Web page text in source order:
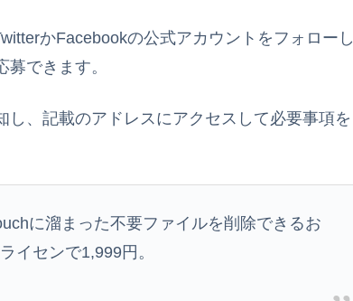
かFacebookの公式アカウントをフォローし
できます。
、記載のアドレスにアクセスして必要事項を
に溜まった不要ファイルを削除できるお
イセンで1,999円。